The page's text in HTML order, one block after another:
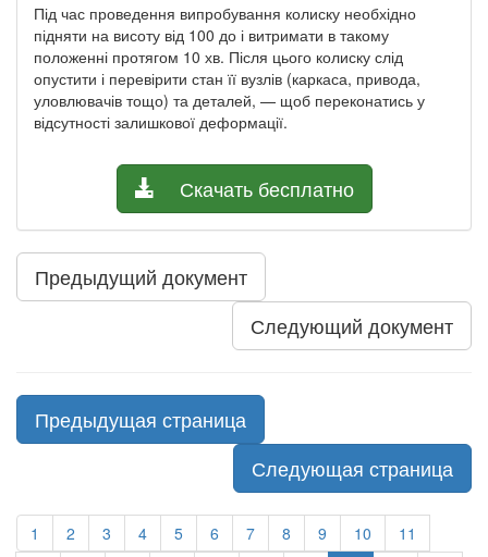
Під час проведення випробування колиску необхідно
підняти на висоту від 100 до і витримати в такому
положенні протягом 10 хв. Після цього колиску слід
опустити і перевірити стан її вузлів (каркаса, привода,
уловлювачів тощо) та деталей, — щоб переконатись у
відсутності залишкової деформації.
Скачать бесплатно
Предыдущий документ
Следующий документ
Предыдущая страница
Следующая страница
1 2 3 4 5 6 7 8 9 10
11